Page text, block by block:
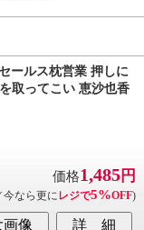
ールス枕営業 押しに
取ってこい 恵沙也香
価格1,485円
今なら更に レジで5%OFF)